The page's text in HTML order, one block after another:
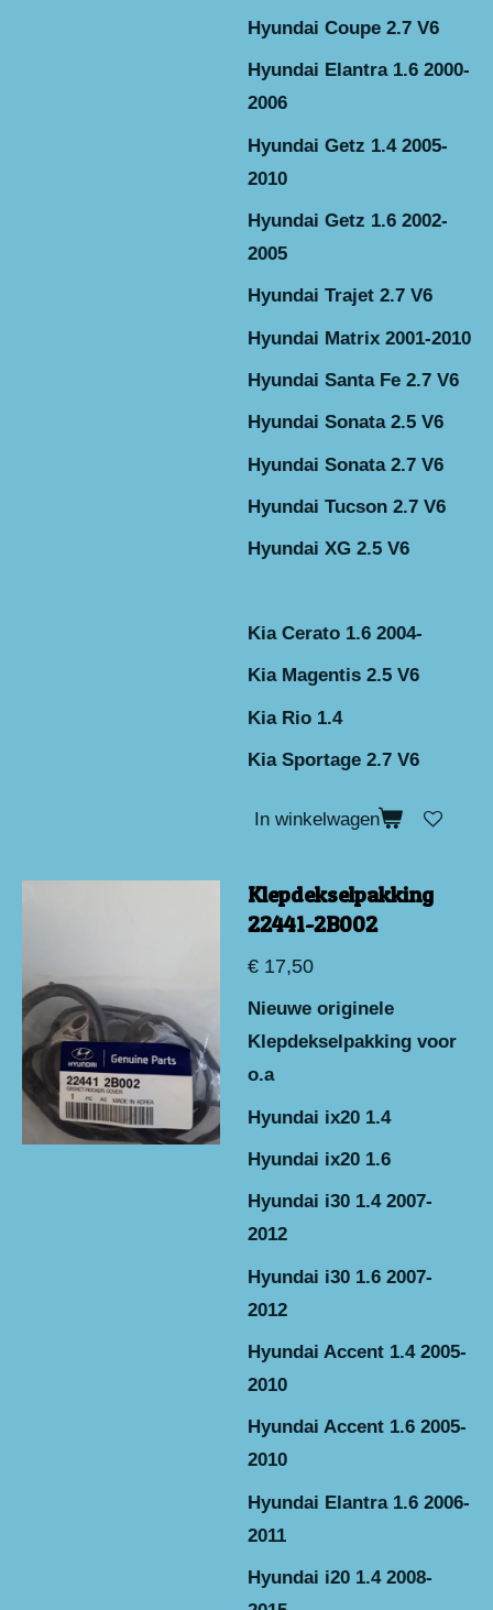
Hyundai Coupe 2.7 V6
Hyundai Elantra 1.6 2000-
2006
Hyundai Getz 1.4 2005-
2010
Hyundai Getz 1.6 2002-
2005
Hyundai Trajet 2.7 V6
Hyundai Matrix 2001-2010
Hyundai Santa Fe 2.7 V6
Hyundai Sonata 2.5 V6
Hyundai Sonata 2.7 V6
Hyundai Tucson 2.7 V6
Hyundai XG 2.5 V6
Kia Cerato 1.6 2004-
Kia Magentis 2.5 V6
Kia Rio 1.4
Kia Sportage 2.7 V6
In winkelwagen
Klepdekselpakking
22441-2B002
€ 17,50
Nieuwe originele
Klepdekselpakking voor
o.a
Hyundai ix20 1.4
Hyundai ix20 1.6
Hyundai i30 1.4 2007-
2012
Hyundai i30 1.6 2007-
2012
Hyundai Accent 1.4 2005-
2010
Hyundai Accent 1.6 2005-
2010
Hyundai Elantra 1.6 2006-
2011
Hyundai i20 1.4 2008-